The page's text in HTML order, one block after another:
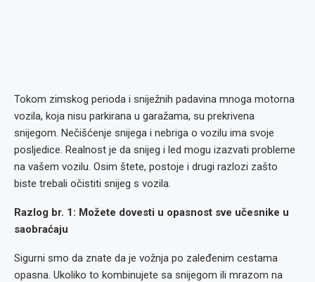
Tokom zimskog perioda i sniježnih padavina mnoga motorna
vozila, koja nisu parkirana u garažama, su prekrivena
snijegom. Nečišćenje snijega i nebriga o vozilu ima svoje
posljedice. Realnost je da snijeg i led mogu izazvati probleme
na vašem vozilu. Osim štete, postoje i drugi razlozi zašto
biste trebali očistiti snijeg s vozila.
Razlog br. 1: Možete dovesti u opasnost sve učesnike u
saobraćaju
Sigurni smo da znate da je vožnja po zaleđenim cestama
opasna. Ukoliko to kombinujete sa snijegom ili mrazom na